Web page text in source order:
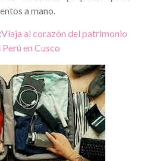
a mano.
Viaja al corazón del patrimonio
en Cusco